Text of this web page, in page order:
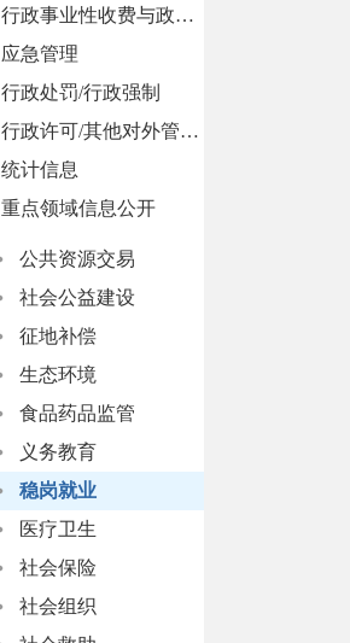
上级政策图解
媒体解读
政务服务政策译站
人大代表建议
政协委员提案
决策公开制度
决策事项目录
意见征集
意见反馈
行政事业性收费与政府性基金清单
应急管理
应急预案
监测预警
应对防范
事故处置
行政处罚/行政强制
依据、条件、程序
行政处罚结果公示
行政许可/其他对外管理服务
依据、条件、程序
行政许可办理结果公示
其他对外管理服务事项结果公示
统计信息
政府公报
统计数据及分析
重点领域信息公开
公共资源交易
社会公益建设
征地补偿
生态环境
食品药品监管
义务教育
稳岗就业
医疗卫生
社会保险
社会组织